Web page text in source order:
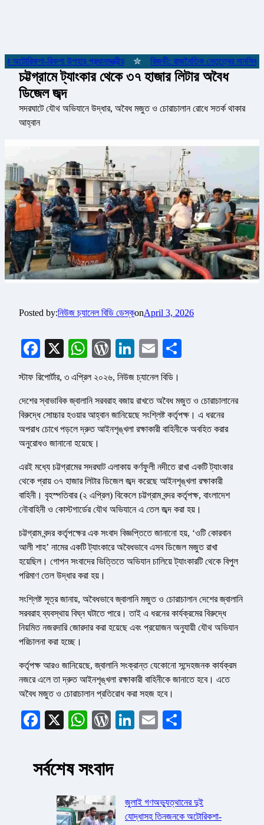
রিকশা উপহার প্রধানমন্ত্রীর রিজভী: রাজনৈতিক নেতৃত্বের মানসিকতা
চট্টগ্রামে ট্যাংকার থেকে ৩৭ হাজার লিটার অবৈধ
ডিজেল জব্দ
সদরঘাটে যৌথ অভিযানে উদ্ধার, অবৈধ মজুত ও চোরাচালান রোধে সতর্ক থাকার
আহ্বান
Posted by:নিউজ চ্যানেল বিডি ডেস্কonApril 3, 2026
Facebook
X WhatsApp
WordPress
LinkedIn
Email
স্টাফ রিপোর্টার, ৩ এপ্রিল ২০২৬, নিউজ চ্যানেল বিডি।
দেশের স্বাভাবিক জ্বালানি সরবরাহ বজায় রাখতে অবৈধ মজুত ও চোরাচালানের
বিরুদ্ধে সোচ্চার হওয়ার আহ্বান জানিয়েছে সংশ্লিষ্ট কর্তৃপক্ষ। এ ধরনের
অপরাধ চোখে পড়লে দ্রুত আইনশৃঙ্খলা রক্ষাকারী বাহিনীকে অবহিত করার
অনুরোধও জানানো হয়েছে।
এরই মধ্যে চট্টগ্রামের সদরঘাট এলাকায় কর্ণফুলী নদীতে রাখা একটি ট্যাংকার
থেকে প্রায় ৩৭ হাজার লিটার ডিজেল জব্দ করেছে আইনশৃঙ্খলা রক্ষাকারী
বাহিনী। বৃহস্পতিবার (২ এপ্রিল) বিকেলে চট্টগ্রাম বন্দর কর্তৃপক্ষ, বাংলাদেশ
নৌবাহিনী ও কোস্টগার্ডের যৌথ অভিযানে এ তেল জব্দ করা হয়।
চট্টগ্রাম বন্দর কর্তৃপক্ষের এক সংবাদ বিজ্ঞপ্তিতে জানানো হয়, ‘ওটি কোরবান
আলী শাহ’ নামের একটি ট্যাংকারে অবৈধভাবে এসব ডিজেল মজুত রাখা
হয়েছিল। গোপন সংবাদের ভিত্তিতে অভিযান চালিয়ে ট্যাংকারটি থেকে বিপুল
পরিমাণ তেল উদ্ধার করা হয়।
সংশ্লিষ্ট সূত্র জানায়, অবৈধভাবে জ্বালানি মজুত ও চোরাচালান দেশের জ্বালানি
সরবরাহ ব্যবস্থায় বিঘ্ন ঘটাতে পারে। তাই এ ধরনের কার্যক্রমের বিরুদ্ধে
নিয়মিত নজরদারি জোরদার করা হয়েছে এবং প্রয়োজন অনুযায়ী যৌথ অভিযান
পরিচালনা করা হচ্ছে।
কর্তৃপক্ষ আরও জানিয়েছে, জ্বালানি সংক্রান্ত যেকোনো সন্দেহজনক কার্যক্রম
নজরে এলে তা দ্রুত আইনশৃঙ্খলা রক্ষাকারী বাহিনীকে জানাতে হবে। এতে
অবৈধ মজুত ও চোরাচালান প্রতিরোধ করা সহজ হবে।
Facebook
X WhatsApp
WordPress
LinkedIn
Email
সর্বশেষ সংবাদ
জুলাই গণঅভ্যুত্থানের দুই
যোদ্ধাসহ তিনজনকে অটোরিকশা-